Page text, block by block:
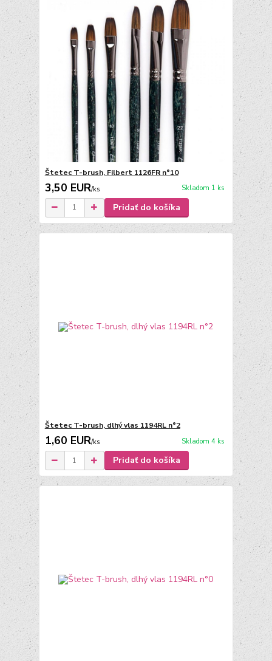
Štetec T-brush, Filbert 1126FR n°10
3,50 EUR/ks Skladom 1 ks
Pridať do košíka
Štetec T-brush, dlhý vlas 1194RL n°2
1,60 EUR/ks Skladom 4 ks
Pridať do košíka